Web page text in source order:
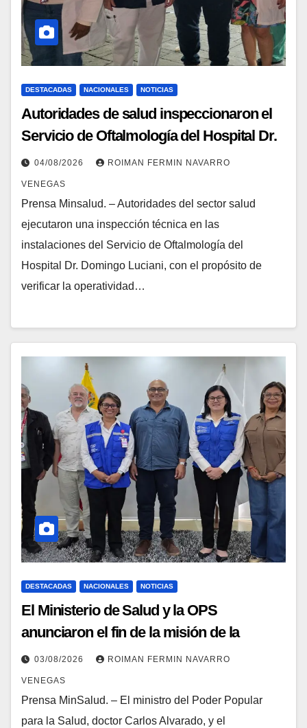
DESTACADAS NACIONALES NOTICIAS
Autoridades de salud inspeccionaron el
Servicio de Oftalmología del Hospital Dr.
Domingo Luciani para verificar su
capacidad operativa
04/08/2026 ROIMAN FERMIN NAVARRO
VENEGAS
Prensa Minsalud. – Autoridades del sector salud
ejecutaron una inspección técnica en las
instalaciones del Servicio de Oftalmología del
Hospital Dr. Domingo Luciani, con el propósito de
verificar la operatividad…
DESTACADAS NACIONALES NOTICIAS
El Ministerio de Salud y la OPS
anunciaron el fin de la misión de la
doctora Liz Parra en Venezuela
03/08/2026 ROIMAN FERMIN NAVARRO
VENEGAS
Prensa MinSalud. – El ministro del Poder Popular
para la Salud, doctor Carlos Alvarado, y el